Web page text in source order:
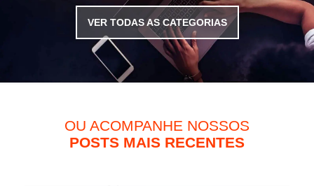
VER TODAS AS CATEGORIAS
OU ACOMPANHE NOSSOS
POSTS MAIS RECENTES